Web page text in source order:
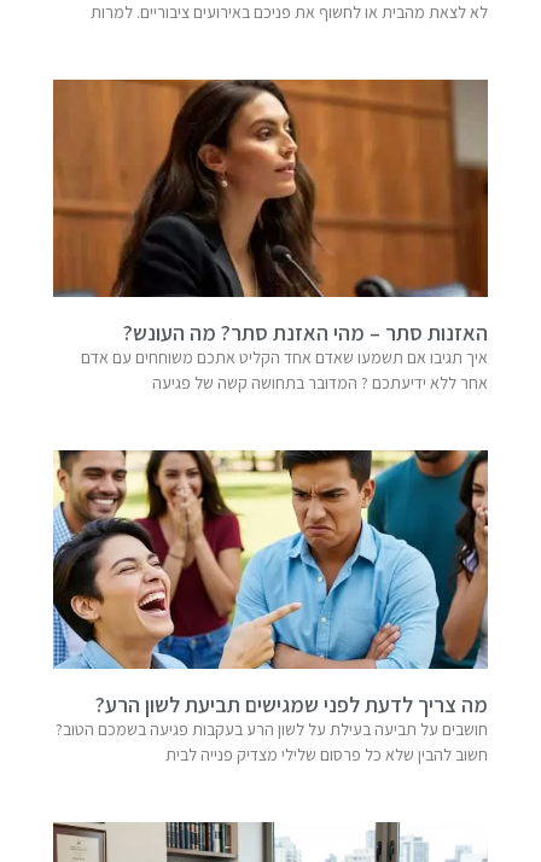
לא לצאת מהבית או לחשוף את פניכם באירועים ציבוריים. למרות
האזנות סתר – מהי האזנת סתר? מה העונש?
איך תגיבו אם תשמעו שאדם אחד הקליט אתכם משוחחים עם אדם
אחר ללא ידיעתכם ? המדובר בתחושה קשה של פגיעה
מה צריך לדעת לפני שמגישים תביעת לשון הרע?
חושבים על תביעה בעילת על לשון הרע בעקבות פגיעה בשמכם הטוב?
חשוב להבין שלא כל פרסום שלילי מצדיק פנייה לבית